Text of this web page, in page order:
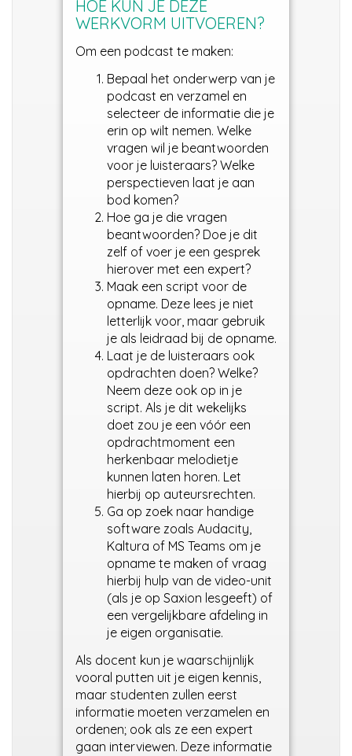
HOE KUN JE DEZE
WERKVORM UITVOEREN?
Om een podcast te maken:
Bepaal het onderwerp van je
podcast en verzamel en
selecteer de informatie die je
erin op wilt nemen. Welke
vragen wil je beantwoorden
voor je luisteraars? Welke
perspectieven laat je aan
bod komen?
Hoe ga je die vragen
beantwoorden? Doe je dit
zelf of voer je een gesprek
hierover met een expert?
Maak een script voor de
opname. Deze lees je niet
letterlijk voor, maar gebruik
je als leidraad bij de opname.
Laat je de luisteraars ook
opdrachten doen? Welke?
Neem deze ook op in je
script. Als je dit wekelijks
doet zou je een vóór een
opdrachtmoment een
herkenbaar melodietje
kunnen laten horen. Let
hierbij op auteursrechten.
Ga op zoek naar handige
software zoals Audacity,
Kaltura of MS Teams om je
opname te maken of vraag
hierbij hulp van de video-unit
(als je op Saxion lesgeeft) of
een vergelijkbare afdeling in
je eigen organisatie.
Als docent kun je waarschijnlijk
vooral putten uit je eigen kennis,
maar studenten zullen eerst
informatie moeten verzamelen en
ordenen; ook als ze een expert
gaan interviewen. Deze informatie